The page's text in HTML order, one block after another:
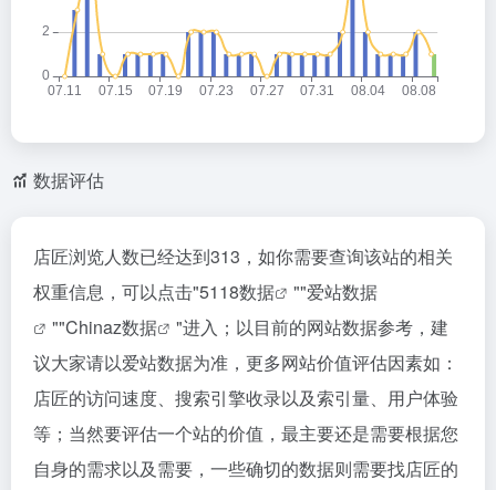
数据评估
店匠浏览人数已经达到313，如你需要查询该站的相关
权重信息，可以点击"5118数据 ""爱站数据
""Chinaz数据
"进入；以目前的网站数据参考，建
议大家请以爱站数据为准，更多网站价值评估因素如：
店匠的访问速度、搜索引擎收录以及索引量、用户体验
等；当然要评估一个站的价值，最主要还是需要根据您
自身的需求以及需要，一些确切的数据则需要找店匠的